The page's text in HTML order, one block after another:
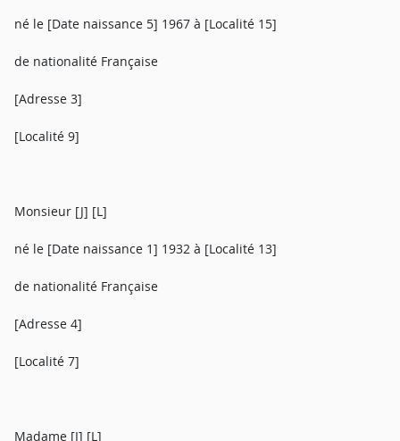
né le [Date naissance 5] 1967 à [Localité 15]
de nationalité Française
[Adresse 3]
[Localité 9]
Monsieur [J] [L]
né le [Date naissance 1] 1932 à [Localité 13]
de nationalité Française
[Adresse 4]
[Localité 7]
Madame [I] [L]